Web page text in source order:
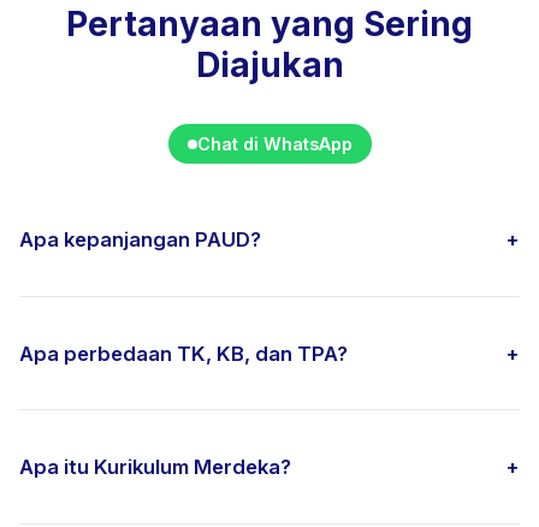
Pertanyaan yang Sering
Diajukan
Chat di WhatsApp
Apa kepanjangan PAUD? +
Apa perbedaan TK, KB, dan TPA? +
Apa itu Kurikulum Merdeka? +